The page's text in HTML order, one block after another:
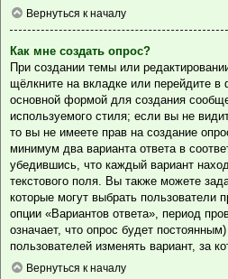
Вернуться к началу
Как мне создать опрос?
При создании темы или
щёлкните на вкладке или перейдите в
основной формой для создания
используемого стиля; если вы не
то вы не имеете прав на создание
минимум два варианта ответа в
убедившись, что каждый вариант
текстового поля. Вы также можете
которые могут выбрать пользователи
опции «Вариантов ответа», период
означает, что опрос будет
пользователей изменять вариант, за
Вернуться к началу